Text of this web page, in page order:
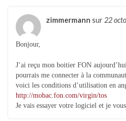
zimmermann sur 22
Bonjour,
J’ai reçu mon boitier FON
pourrais me connecter à la
voici les conditions d’utilisation en
http://mobac.fon.com/virgin/tos
Je vais essayer votre logiciel et je